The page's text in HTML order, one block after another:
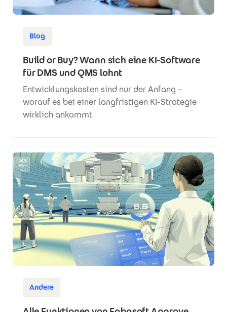
Blog
Build or Buy? Wann sich eine KI-Software
für DMS und QMS lohnt
Entwicklungskosten sind nur der Anfang –
worauf es bei einer langfristigen KI-Strategie
wirklich ankommt
Andere